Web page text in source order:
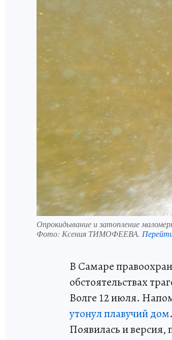
Опрокидывание и затопление
Фото: Ксения ТИМОФЕЕВА.
В Самаре
обстоятельствах
Волге 12 июля.
утонул плавучий дом
Появилась и